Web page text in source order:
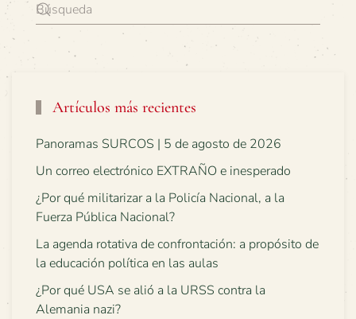
Artículos más recientes
Panoramas SURCOS | 5 de agosto de 2026
Un correo electrónico EXTRAÑO e inesperado
¿Por qué militarizar a la Policía Nacional, a la
Fuerza Pública Nacional?
La agenda rotativa de confrontación: a propósito de
la educación política en las aulas
¿Por qué USA se alió a la URSS contra la
Alemania nazi?